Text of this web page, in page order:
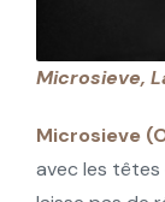
Microsieve,
Microsieve
avec les têtes